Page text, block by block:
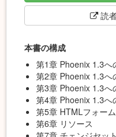
読
本書の構成
第1章 Phoenix 1.3へ
第2章 Phoenix 1.3へ
第3章 Phoenix 1.3へ
第4章 Phoenix 1.3へ
第5章 HTMLフォーム
第6章 リソース